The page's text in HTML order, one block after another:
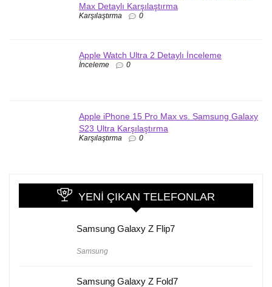
Max Detaylı Karşılaştırma
Karşılaştırma 0
Apple Watch Ultra 2 Detaylı İnceleme
İnceleme 0
Apple iPhone 15 Pro Max vs. Samsung Galaxy
S23 Ultra Karşılaştırma
Karşılaştırma 0
YENI ÇIKAN TELEFONLAR
Samsung Galaxy Z Flip7
Samsung
Samsung Galaxy Z Fold7